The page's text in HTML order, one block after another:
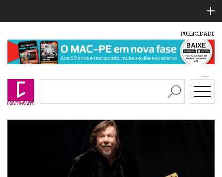
PUBLICIDADE